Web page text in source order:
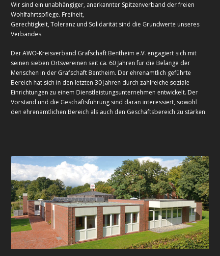
Wir sind ein unabhängiger, anerkannter Spitzenverband der freien
Wohlfahrtspflege. Freiheit,
Gerechtigkeit, Toleranz und Solidarität sind die Grundwerte unseres
Verbandes.
Der AWO-Kreisverband Grafschaft Bentheim e.V. engagiert sich mit
seinen sieben Ortsvereinen seit ca. 60 Jahren für die Belange der
Menschen in der Grafschaft Bentheim. Der ehrenamtlich geführte
Bereich hat sich in den letzten 30 Jahren durch zahlreiche soziale
Einrichtungen zu einem Dienstleistungsunternehmen entwickelt. Der
Vorstand und die Geschäftsführung sind daran interessiert, sowohl
den ehrenamtlichen Bereich als auch den Geschäftsbereich zu stärken.